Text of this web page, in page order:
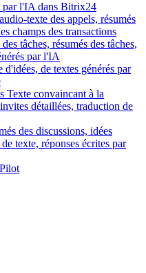
par l'IA dans Bitrix24
texte des appels, résumés
champs des transactions
tâches, résumés des tâches,
par l'IA
de textes générés par
Texte convaincant à la
détaillées, traduction de
des discussions, idées
texte, réponses écrites par